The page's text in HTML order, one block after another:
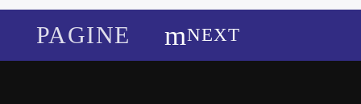
PAGINE NEXT